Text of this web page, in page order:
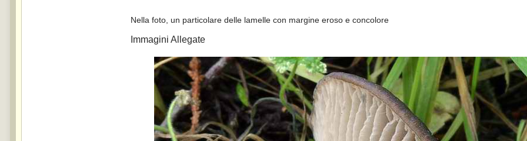
Nella foto, un particolare delle lamelle con margine eroso e concolore
Immagini Allegate